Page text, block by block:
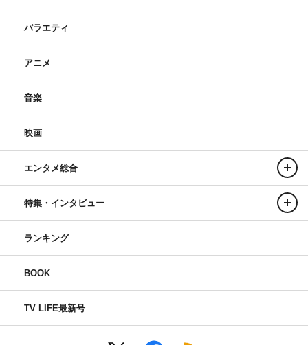
バラエティ
アニメ
音楽
映画
エンタメ総合
特集・インタビュー
ランキング
BOOK
TV LIFE最新号